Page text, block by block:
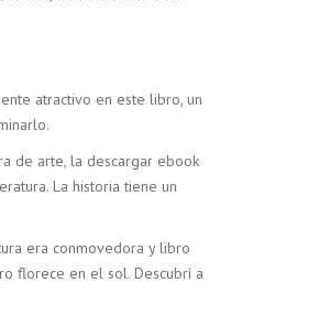
atractivo en este libro, un
de arte, la descargar ebook
La historia tiene un
era conmovedora y libro
florece en el sol. Descubrí a